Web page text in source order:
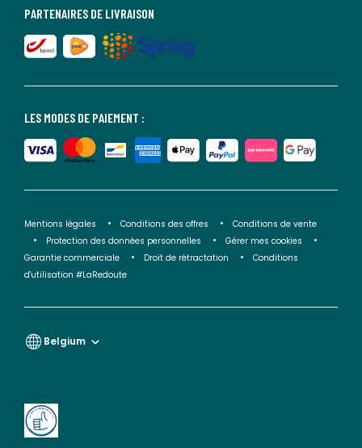
LES MODES DE PAIEMENT :
PARTENAIRES DE LIVRAISON
Mentions légales Conditions des offres
Conditions de vente
Protection des données personnelles
Gérer mes cookies
Garantie commerciale
Droit de rétractation
Conditions
d'utilisation #LaRedoute
Belgium